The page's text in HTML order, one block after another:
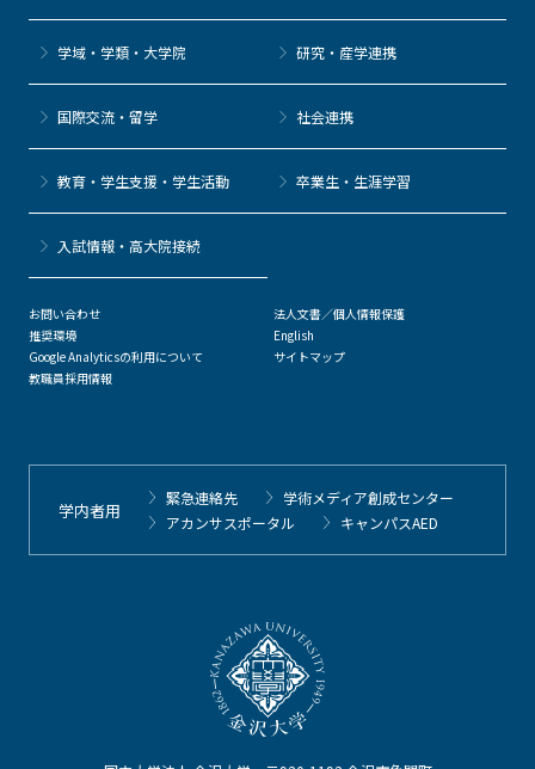
学域・学類・大学院 研究・産学連携
国際交流・留学 社会連携
教育・学生支援・学生活動 卒業生・生涯学習
⼊試情報・高大院接続
お問い合わせ
推奨環境
Google Analyticsの利用について
教職員採用情報
法人文書／個人情報保護
English
サイトマップ
学内者用
緊急連絡先
学術メディア創成センター
アカンサスポータル
キャンパスAED